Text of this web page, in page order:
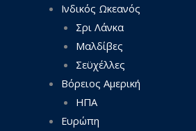
Ινδικός Ωκεανός
Σρι Λάνκα
Μαλδίβες
Σεϋχέλλες
Βόρειος Αμερική
ΗΠΑ
Ευρώπη